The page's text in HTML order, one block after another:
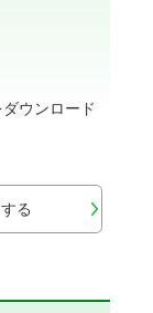
ウンロード
る